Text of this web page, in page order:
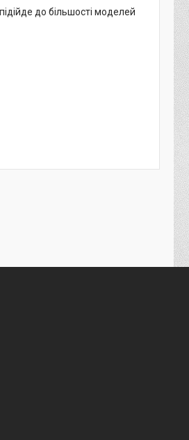
до більшості моделей